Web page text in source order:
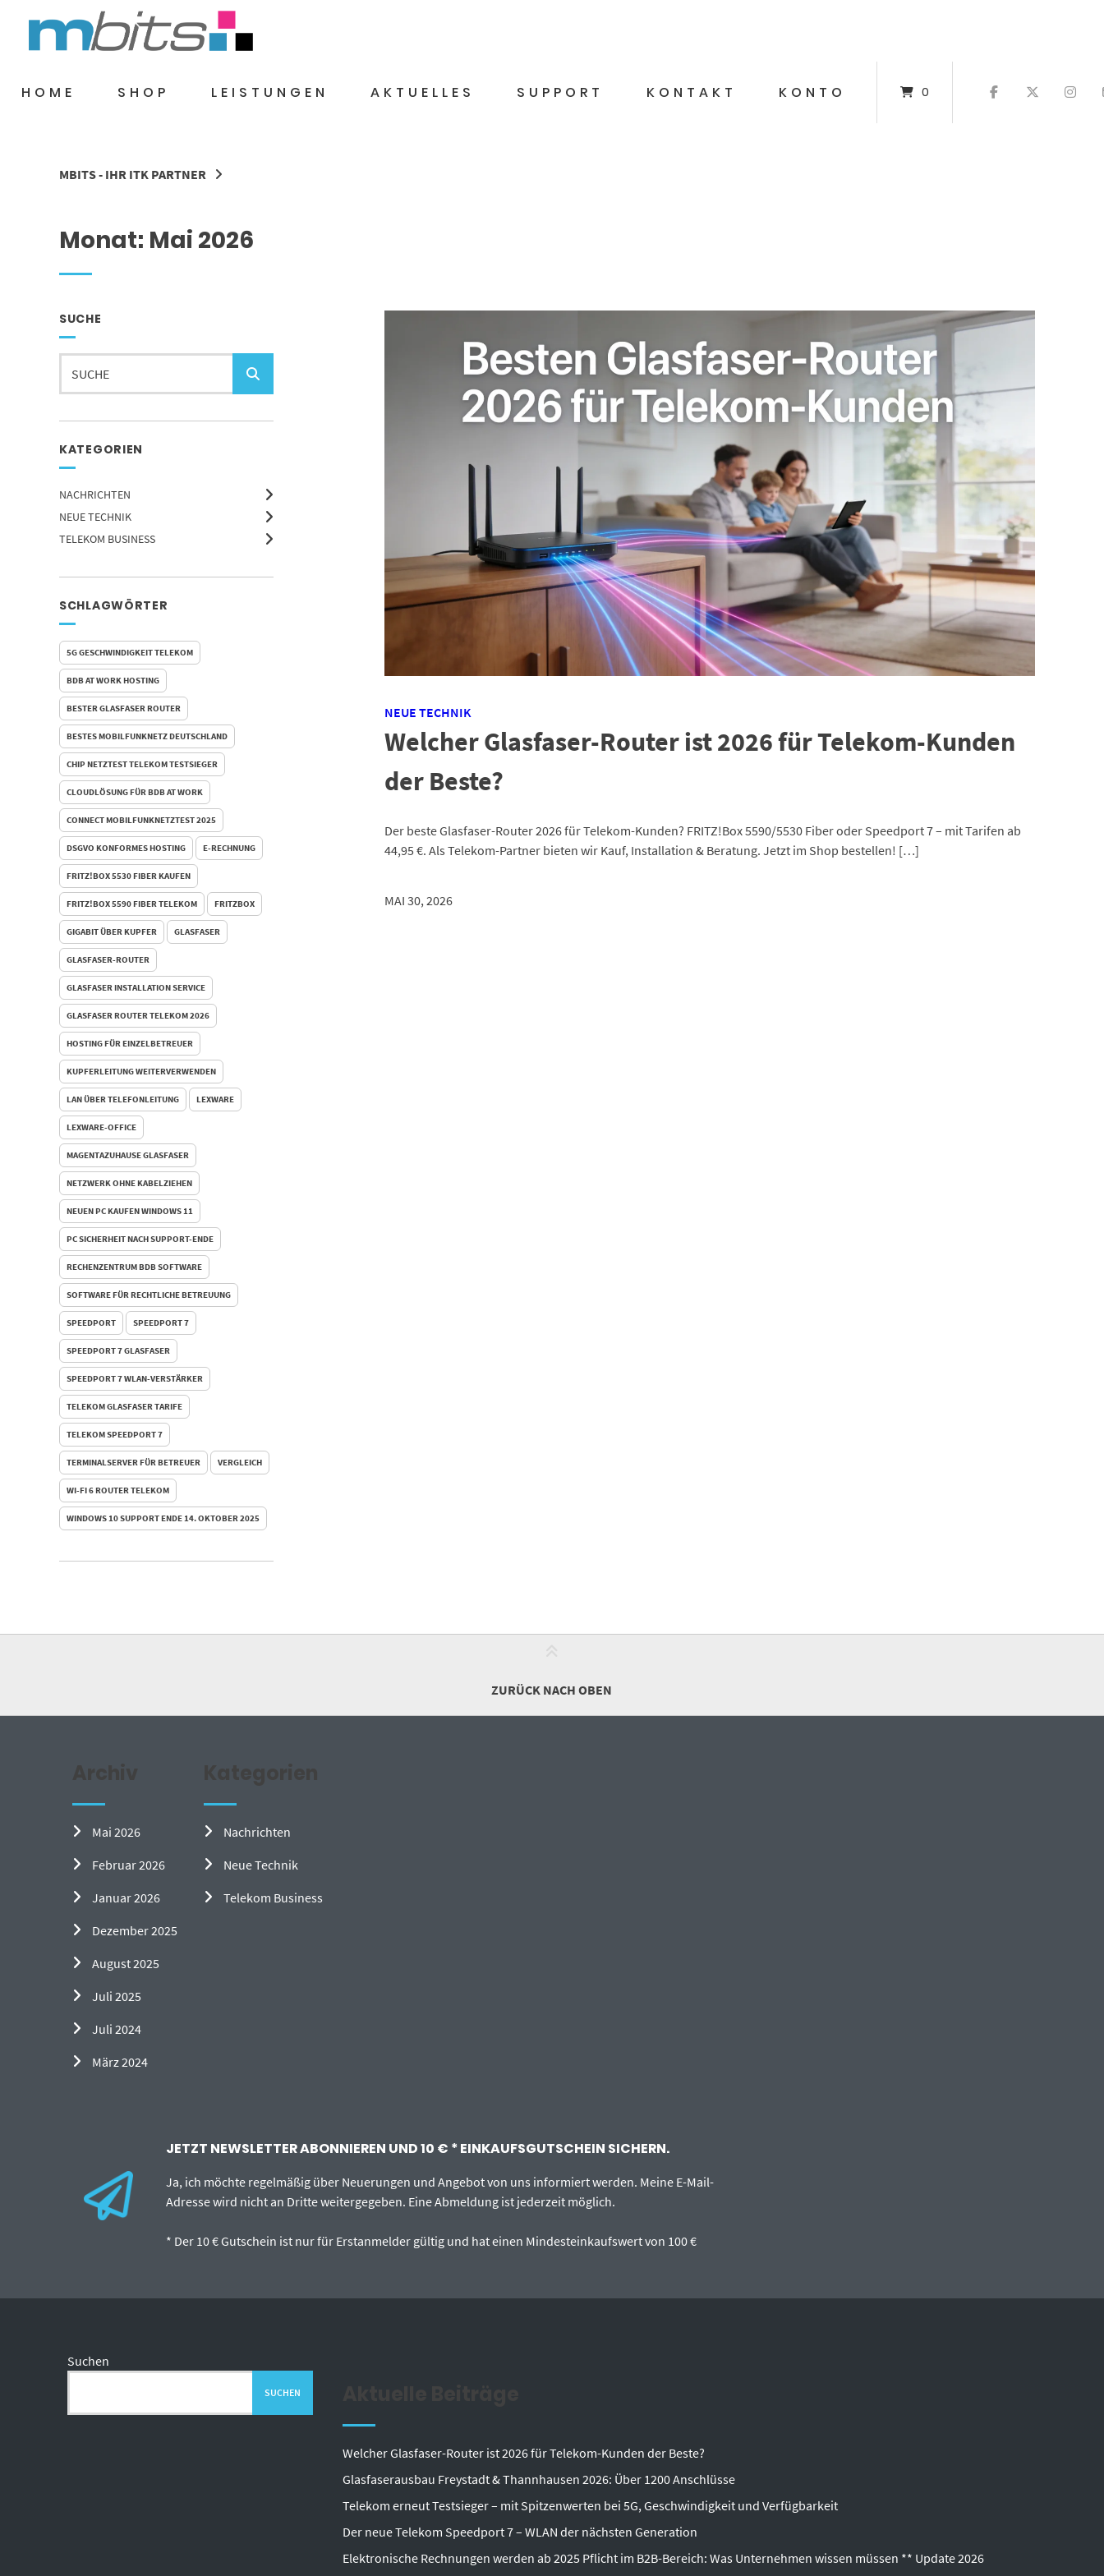
Inhalt
HOME SHOP LEISTUNGEN AKTUELLES SUPPORT KONTAKT KONTO 0
MBITS - IHR ITK PARTNER
Monat: Mai 2026
SUCHE
KATEGORIEN
NACHRICHTEN
NEUE TECHNIK
TELEKOM BUSINESS
SCHLAGWÖRTER
5G GESCHWINDIGKEIT TELEKOM
BDB AT WORK HOSTING
BESTER GLASFASER ROUTER
BESTES MOBILFUNKNETZ DEUTSCHLAND
CHIP NETZTEST TELEKOM TESTSIEGER
CLOUDLÖSUNG FÜR BDB AT WORK
CONNECT MOBILFUNKNETZTEST 2025
DSGVO KONFORMES HOSTING E-RECHNUNG
FRITZ!BOX 5530 FIBER KAUFEN
FRITZ!BOX 5590 FIBER TELEKOM FRITZBOX
GIGABIT ÜBER KUPFER GLASFASER
GLASFASER-ROUTER
GLASFASER INSTALLATION SERVICE
GLASFASER ROUTER TELEKOM 2026
HOSTING FÜR EINZELBETREUER
KUPFERLEITUNG WEITERVERWENDEN
LAN ÜBER TELEFONLEITUNG LEXWARE
LEXWARE-OFFICE
MAGENTAZUHAUSE GLASFASER
NETZWERK OHNE KABELZIEHEN
NEUEN PC KAUFEN WINDOWS 11
PC SICHERHEIT NACH SUPPORT-ENDE
RECHENZENTRUM BDB SOFTWARE
SOFTWARE FÜR RECHTLICHE BETREUUNG
SPEEDPORT SPEEDPORT 7
SPEEDPORT 7 GLASFASER
SPEEDPORT 7 WLAN-VERSTÄRKER
TELEKOM GLASFASER TARIFE
TELEKOM SPEEDPORT 7
TERMINALSERVER FÜR BETREUER VERGLEICH
WI-FI 6 ROUTER TELEKOM
WINDOWS 10 SUPPORT ENDE 14. OKTOBER 2025
NEUE TECHNIK
Welcher Glasfaser-Router ist 2026 für Telekom-Kunden
der Beste?
Der beste Glasfaser-Router 2026 für Telekom-Kunden? FRITZ!Box 5590/5530 Fiber oder Speedport 7 – mit Tarifen ab
44,95 €. Als Telekom-Partner bieten wir Kauf, Installation & Beratung. Jetzt im Shop bestellen! […]
MAI 30, 2026
ZURÜCK NACH OBEN
Archiv
Mai 2026
Februar 2026
Januar 2026
Dezember 2025
August 2025
Juli 2025
Juli 2024
März 2024
Kategorien
Nachrichten
Neue Technik
Telekom Business
JETZT NEWSLETTER ABONNIEREN UND 10 € * EINKAUFSGUTSCHEIN SICHERN.
Ja, ich möchte regelmäßig über Neuerungen und Angebot von uns informiert werden. Meine E-Mail-
Adresse wird nicht an Dritte weitergegeben. Eine Abmeldung ist jederzeit möglich.
* Der 10 € Gutschein ist nur für Erstanmelder gültig und hat einen Mindesteinkaufswert von 100 €
Suchen
SUCHEN
Welcher Glasfaser-Router ist 2026 für Telekom-Kunden der Beste?
Glasfaserausbau Freystadt & Thannhausen 2026: Über 1200 Anschlüsse
Telekom erneut Testsieger – mit Spitzenwerten bei 5G, Geschwindigkeit und Verfügbarkeit
Der neue Telekom Speedport 7 – WLAN der nächsten Generation
Elektronische Rechnungen werden ab 2025 Pflicht im B2B-Bereich: Was Unternehmen wissen müssen ** Update 2026